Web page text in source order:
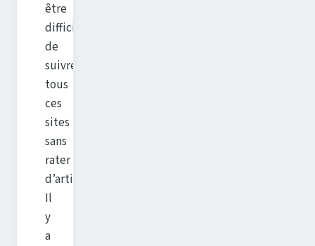
être
difficile
de
suivre
tous
ces
sites
sans
rater
d’articles.
Il
y
a